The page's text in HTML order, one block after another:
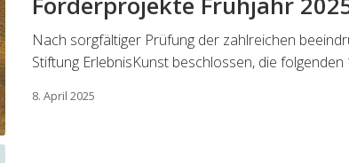
Nach sorgfältiger Prüfung der zahlreichen
Stiftung ErlebnisKunst beschlossen, die
8. April 2025